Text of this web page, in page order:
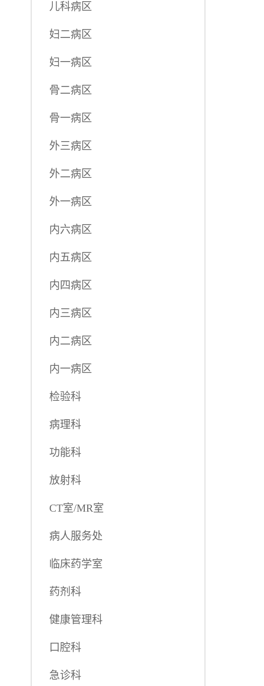
儿科病区
妇二病区
妇一病区
骨二病区
骨一病区
外三病区
外二病区
外一病区
内六病区
内五病区
内四病区
内三病区
内二病区
内一病区
检验科
病理科
功能科
放射科
CT室/MR室
病人服务处
临床药学室
药剂科
健康管理科
口腔科
急诊科